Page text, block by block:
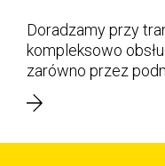
Doradzamy przy
kompleksowo
zarówno przez